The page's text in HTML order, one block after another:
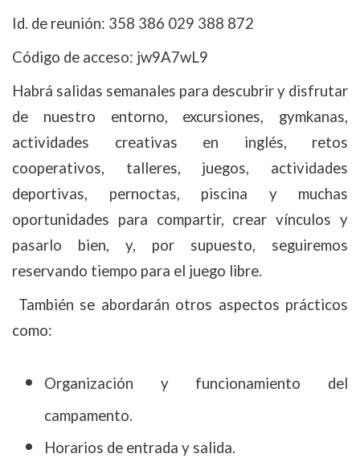
Id. de reunión: 358 386 029 388 872
Código de acceso: jw9A7wL9
Habrá salidas semanales para descubrir y disfrutar
de nuestro entorno, excursiones, gymkanas,
actividades creativas en inglés, retos
cooperativos, talleres, juegos, actividades
deportivas, pernoctas, piscina y muchas
oportunidades para compartir, crear vínculos y
pasarlo bien, y, por supuesto, seguiremos
reservando tiempo para el juego libre.
También se abordarán otros aspectos prácticos
como:
Organización y funcionamiento del
campamento.
Horarios de entrada y salida.